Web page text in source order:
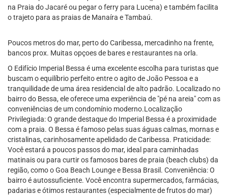
na Praia do Jacaré ou pegar o ferry para Lucena) e também facilita
o trajeto para as praias de Manaíra e Tambaú.
Poucos metros do mar, perto do Caribessa, mercadinho na frente,
bancos prox. Muitas opçoes de bares e restaurantes na orla.
O Edifício Imperial Bessa é uma excelente escolha para turistas que
buscam o equilíbrio perfeito entre o agito de João Pessoa e a
tranquilidade de uma área residencial de alto padrão. Localizado no
bairro do Bessa, ele oferece uma experiência de "pé na areia" com as
conveniências de um condomínio moderno.Localização
Privilegiada: O grande destaque do Imperial Bessa é a proximidade
com a praia. O Bessa é famoso pelas suas águas calmas, mornas e
cristalinas, carinhosamente apelidado de Caribessa. Praticidade:
Você estará a poucos passos do mar, ideal para caminhadas
matinais ou para curtir os famosos bares de praia (beach clubs) da
região, como o Goa Beach Lounge e Bessa Brasil. Conveniência: O
bairro é autossuficiente. Você encontra supermercados, farmácias,
padarias e ótimos restaurantes (especialmente de frutos do mar)